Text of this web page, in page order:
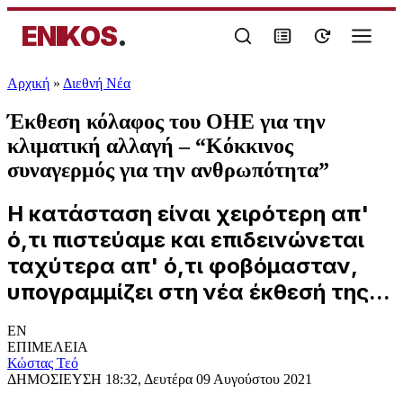
ENIKOS.
Αρχική » Διεθνή Νέα
Έκθεση κόλαφος του ΟΗΕ για την
κλιματική αλλαγή – “Κόκκινος
συναγερμός για την ανθρωπότητα”
Η κατάσταση είναι χειρότερη απ'
ό,τι πιστεύαμε και επιδεινώνεται
ταχύτερα απ' ό,τι φοβόμασταν,
υπογραμμίζει στη νέα έκθεσή της...
EN
ΕΠΙΜΕΛΕΙΑ
Κώστας Τεό
ΔΗΜΟΣΙΕΥΣΗ 18:32, Δευτέρα 09 Αυγούστου 2021